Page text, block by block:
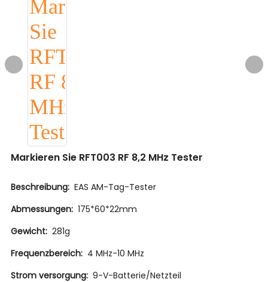
Markieren Sie RFT003 RF 8,2 MHz Tester
Beschreibung: EAS AM-Tag-Tester
Abmessungen: 175*60*22mm
Gewicht: 281g
Frequenzbereich: 4 MHz-10 MHz
Strom versorgung: 9-V-Batterie/Netzteil